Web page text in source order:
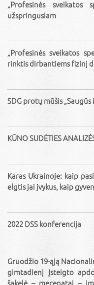
„Profesinės sveikatos
užspringusiam
„Profesinės sveikatos
rinktis dirbantiems fizinį
SDG protų mūšis „Saugūs
KŪNO SUDĖTIES
Karas Ukrainoje: kaip
elgtis jai įvykus, kaip
2022 DSS konferencija
Gruodžio 19-ąją
gimtadienį Įsteigto
šakelė – mecenatai –